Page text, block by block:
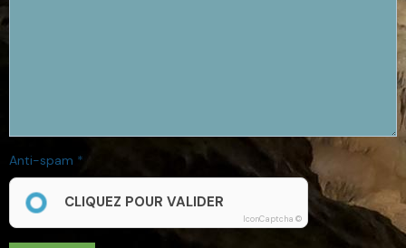
Anti-spam
CLIQUEZ POUR VALIDER
IconCaptcha ©